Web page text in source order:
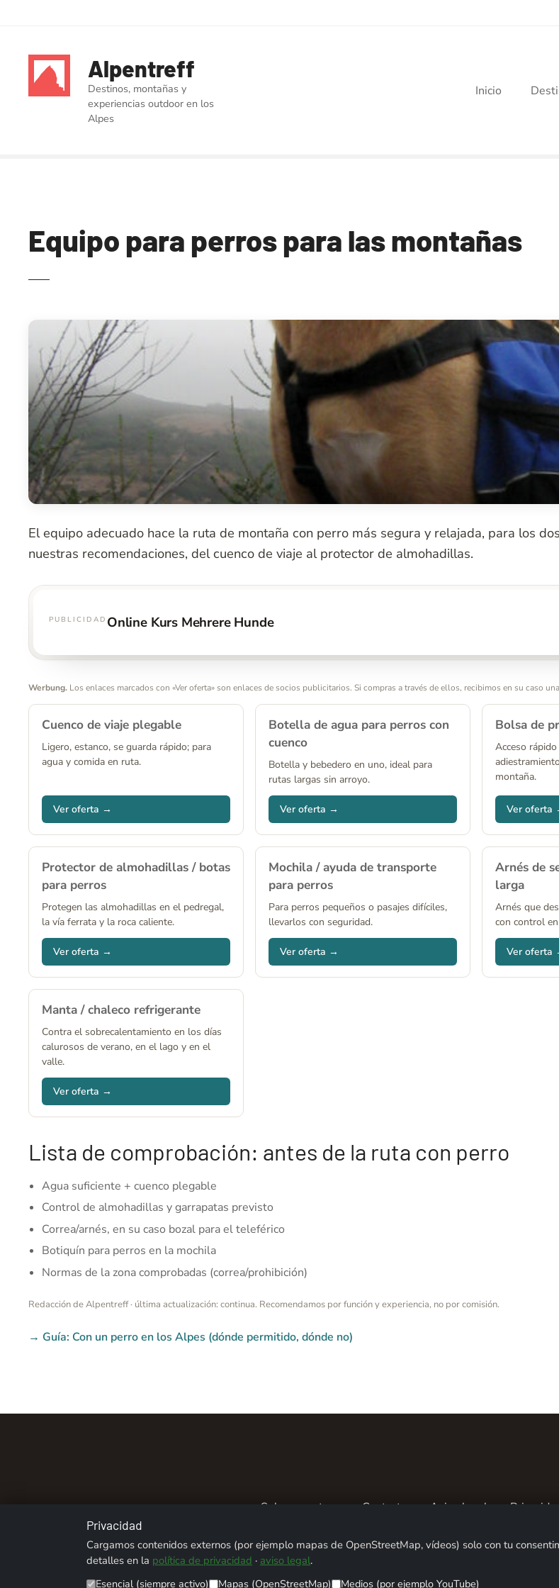
Alpentreff
Destinos, montañas y
experiencias outdoor en los
Alpes
Inicio
Equipo para perros para las montañas
El equipo adecuado hace la ruta de montaña con perro más segura y relajada, para los
nuestras recomendaciones, del cuenco de viaje al protector de almohadillas.
PUBLICIDAD Online Kurs Mehrere Hunde
Werbung. Los enlaces marcados con «Ver oferta» son enlaces de socios publicitarios. Si compras a través de ellos, recibimos en su caso
Cuenco de viaje plegable
Ligero, estanco, se guarda rápido; para
agua y comida en ruta.
Ver oferta →
Botella de agua para perros con
cuenco
Botella y bebedero en uno, ideal para
rutas largas sin arroyo.
Ver oferta →
Bolsa de
Acceso
montaña.
Ver oferta
Protector de almohadillas / botas
para perros
Protegen las almohadillas en el pedregal,
la vía ferrata y la roca caliente.
Ver oferta →
Mochila / ayuda de transporte
para perros
Para perros pequeños o pasajes difíciles,
llevarlos con seguridad.
Ver oferta →
Arnés de
larga
Arnés que
con control
Ver oferta
Manta / chaleco refrigerante
Contra el sobrecalentamiento en los días
calurosos de verano, en el lago y en el
valle.
Ver oferta →
Lista de comprobación: antes de la ruta con perro
Agua suficiente + cuenco plegable
Control de almohadillas y garrapatas previsto
Correa/arnés, en su caso bozal para el teleférico
Botiquín para perros en la mochila
Normas de la zona comprobadas (correa/prohibición)
Redacción de Alpentreff · última actualización: continua. Recomendamos por función y experiencia, no por comisión.
→ Guía: Con un perro en los Alpes (dónde permitido, dónde no)
Sobre nosotros Contacto Aviso legal
© 2026 ALPENTREFF · POWERED BY MIKO24
Privacidad
Cargamos contenidos externos (por ejemplo mapas de OpenStreetMap, vídeos) solo con tu
detalles en la política de privacidad · aviso legal.
Esencial (siempre activo)
Mapas (OpenStreetMap) Medios (por ejemplo YouTube)